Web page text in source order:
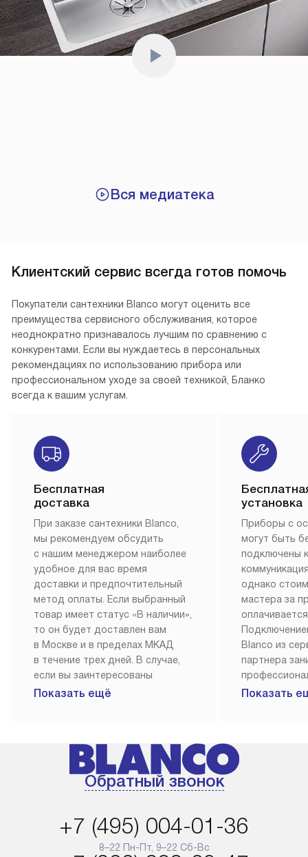
Вся медиатека
Клиентский сервис всегда готов помочь
Покупатели сантехники Blanco могут оценить все
преимущества сервисного обслуживания, которое
неоднократно признавалось лучшим по сравнению с
конкурентами. Если вы нуждаетесь в персональных
рекомендациях по использованию прибора или
профессиональном уходе за своей техникой, Бланко
всегда к вашим услугам.
Бесплатная
доставка
При заказе сантехники Blanco,
мы рекомендуем обсудить
с нашим менеджером наиболее
удобное для вас время
доставки и предпочтительный
метод оплаты. Если выбранный
товар имеет статус «В наличии»,
то он будет доставлен вам
в Москве и в пределах МКАД
в течение трех дней. В случае,
если вы заинтересованы
в товаре, который доступен
менеджером на сайте. Товары
с особым лейблом
доставляются бесплатно
аксессуаров не предусмотрена.
Для доставки в другие регионы
Показать ещё
установка
Приборы с
могут быть
подключены
однако
мастера за
Blanco из
партнера
Наш сервис
возможные
Показать
Обратный звонок
+7 (495) 004-01-36
8–22 Пн-Пт, 9–22 Сб-Вс